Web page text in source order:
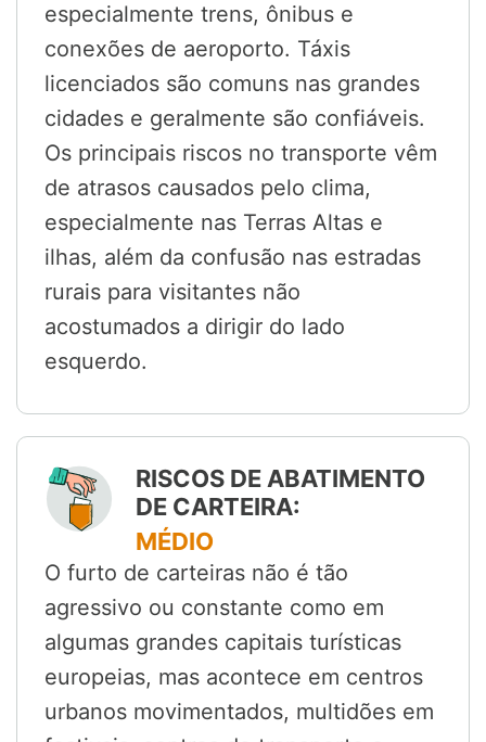
especialmente trens, ônibus e
conexões de aeroporto. Táxis
licenciados são comuns nas grandes
cidades e geralmente são confiáveis.
Os principais riscos no transporte vêm
de atrasos causados pelo clima,
especialmente nas Terras Altas e
ilhas, além da confusão nas estradas
rurais para visitantes não
acostumados a dirigir do lado
esquerdo.
RISCOS DE ABATIMENTO
DE CARTEIRA:
MÉDIO
O furto de carteiras não é tão
agressivo ou constante como em
algumas grandes capitais turísticas
europeias, mas acontece em centros
urbanos movimentados, multidões em